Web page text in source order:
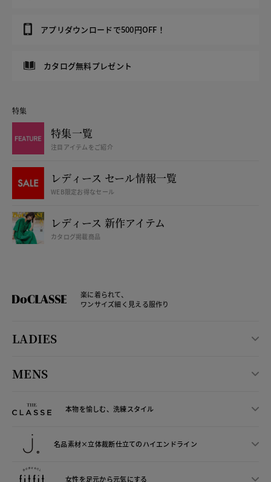
アプリダウンロードで500円OFF！
カタログ無料プレゼント
特集
特集一覧
注目アイテムをご紹介
レディース セール情報一覧
WEB限定お得なセール
レディース 新作アイテム
カタログ掲載商品
楽に着られて、
ワンサイズ細く見える服作り
LADIES
MENS
本物を愉しむ、洗練スタイル
名品素材×立体裁断仕立てのハイエンドライン
女性を足元から元気にする